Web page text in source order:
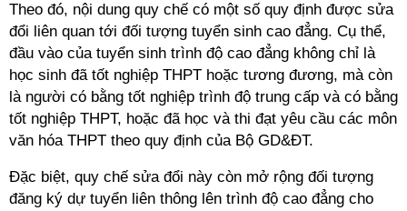
Theo đó, nội dung quy chế có một số quy định được sửa
đổi liên quan tới đối tượng tuyển sinh cao đẳng. Cụ thể,
đầu vào của tuyển sinh trình độ cao đẳng không chỉ là
học sinh đã tốt nghiệp THPT hoặc tương đương, mà còn
là người có bằng tốt nghiệp trình độ trung cấp và có bằng
tốt nghiệp THPT, hoặc đã học và thi đạt yêu cầu các môn
văn hóa THPT theo quy định của Bộ GD&ĐT.
Đặc biệt, quy chế sửa đổi này còn mở rộng đối tượng
đăng ký dự tuyển liên thông lên trình độ cao đẳng cho